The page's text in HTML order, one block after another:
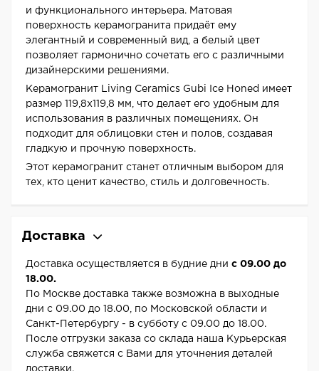
и функционального интерьера. Матовая
поверхность керамогранита придаёт ему
элегантный и современный вид, а белый цвет
позволяет гармонично сочетать его с различными
дизайнерскими решениями.
Керамогранит Living Ceramics Gubi Ice Honed имеет
размер 119,8x119,8 мм, что делает его удобным для
использования в различных помещениях. Он
подходит для облицовки стен и полов, создавая
гладкую и прочную поверхность.
Этот керамогранит станет отличным выбором для
тех, кто ценит качество, стиль и долговечность.
Доставка
Доставка осуществляется в будние дни с 09.00 до
18.00.
По Москве доставка также возможна в выходные
дни с 09.00 до 18.00, по Московской области и
Санкт-Петербургу - в субботу с 09.00 до 18.00.
После отгрузки заказа со склада наша Курьерская
служба свяжется с Вами для уточнения деталей
доставки.